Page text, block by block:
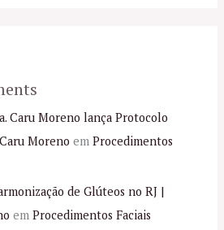
Caru Moreno lança Protocolo
Moreno em Procedimentos
de Glúteos no RJ |
em Procedimentos Faciais